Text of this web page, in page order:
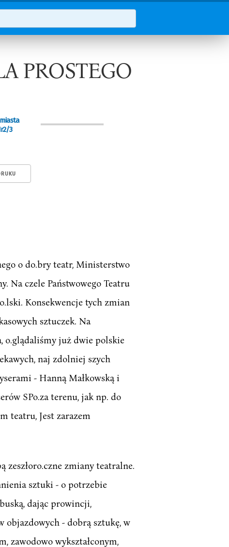
PROSTEGO
3
o do.bry teatr, Ministerstwo
Na czele Państwowego Teatru
Konsekwencje tych zmian
sztuczek. Na
o.glądaliśmy już dwie polskie
naj zdolniej szych
- Hanną Małkowską i
SPo.za terenu, jak np. do
teatru, Jest zarazem
zeszłoro.czne zmiany teatralne.
sztuki - o potrzebie
dając prowincji,
objazdowych - dobrą sztukę, w
zawodowo wykształconym,